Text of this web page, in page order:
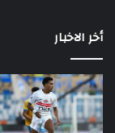
أخر الاخبار